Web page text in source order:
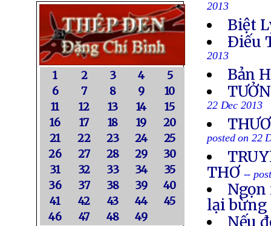
1 2 3 4
5
6
7 8 9
10
11
12 13 14
15
16
17 18 19
20
21
22 23 24
25
26
27 28 29
30
31
32 33 34
35
36
37 38 39
40
41
42 43 44
45
46
47 48 49
2013
Biệt
Ðiếu
2013
Bản
22 Dec 2013
posted on 22
THƠ --
lại bừng
Nếu